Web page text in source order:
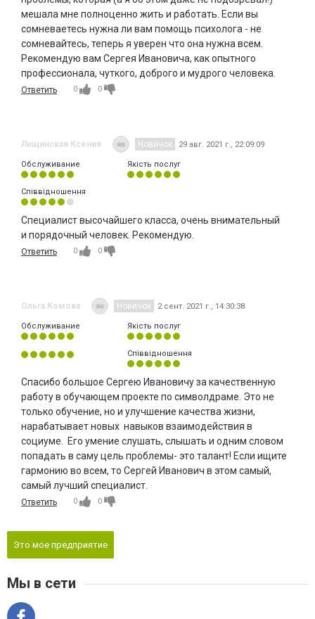
мешала мне полноценно жить и работать. Если вы
сомневаетесь нужна ли вам помощь психолога - не
сомневайтесь, теперь я уверен что она нужна всем.
Рекомендую вам Сергея Ивановича, как опытного
профессионала, чуткого, доброго и мудрого человека.
Ответить 0 0
Лищинская Ксения Новичок 29 авг. 2021 г., 22:09:09
Обслуживание Якість послуг
Співвідношення
Специалист высочайшего класса, очень внимательный
и порядочный человек. Рекомендую.
Ответить 0 0
Ольга Комова Новичок 2 сент. 2021 г., 14:30:38
Обслуживание Якість послуг
Співвідношення
Спасибо большое Сергею Ивановичу за качественную
работу в обучающем проекте по символдраме. Это не
только обучение, но и улучшение качества жизни,
нарабатывает новых навыков взаимодействия в
социуме. Его умение слушать, слышать и одним словом
попадать в саму цель проблемы- это талант! Если ищите
гармонию во всем, то Сергей Иванович в этом самый,
самый лучший специалист.
Ответить 0 0
Это мое предприятие
Мы в сети